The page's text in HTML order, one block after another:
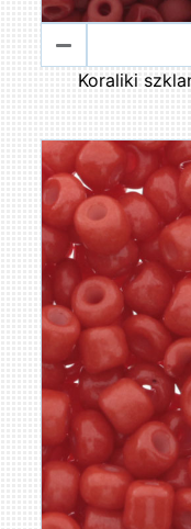
Koraliki